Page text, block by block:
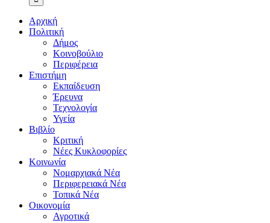
Αρχική
Πολιτική
Δήμος
Κοινοβούλιο
Περιφέρεια
Επιστήμη
Εκπαίδευση
Έρευνα
Τεχνολογία
Υγεία
Βιβλίο
Κριτική
Νέες Κυκλοφορίες
Κοινωνία
Νομαρχιακά Νέα
Περιφερειακά Νέα
Τοπικά Νέα
Οικονομία
Αγροτικά